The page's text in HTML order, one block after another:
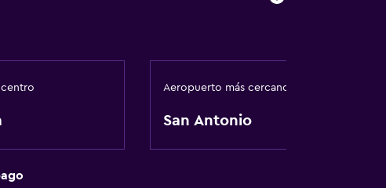
centro Aeropuerto más cercano
San Antonio